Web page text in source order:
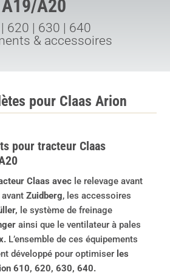
A19/A20
620 | 630 | 640
& accessoires
pour Claas Arion
pour tracteur Claas
Claas avec le relevage avant
avantZuidberg, les accessoires
le système de freinage
ainsi que le ventilateur à pales
L’ensemble de ces équipements
développé pour optimiser les
610, 620, 630, 640.